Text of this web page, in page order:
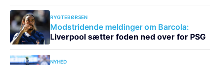
RYGTEBØRSEN
Modstridende meldinger om Barcola:
Liverpool sætter foden ned over for PSG
NYHED